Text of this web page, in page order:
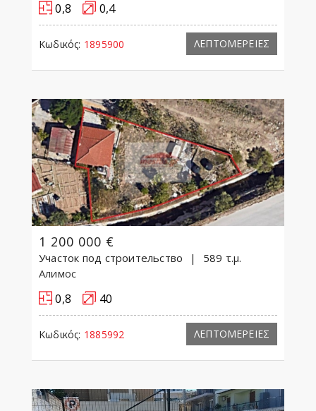
0,8 0,4
Κωδικός: 1895900 ΛΕΠΤΟΜΕΡΕΙΕΣ
1 200 000 €
Участок под строительство
589 τ.μ.
Алимос
0,8 40
Κωδικός: 1885992 ΛΕΠΤΟΜΕΡΕΙΕΣ